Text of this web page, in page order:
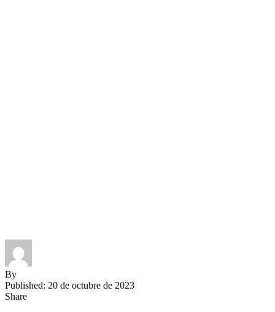
By
Published: 20 de octubre de 2023
Share